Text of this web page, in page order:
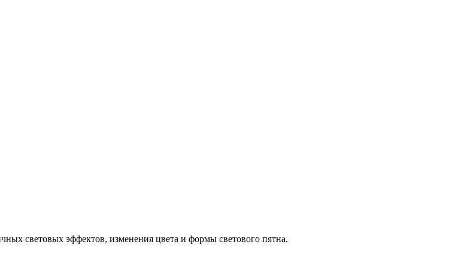
световых эффектов, изменения цвета и формы светового пятна.